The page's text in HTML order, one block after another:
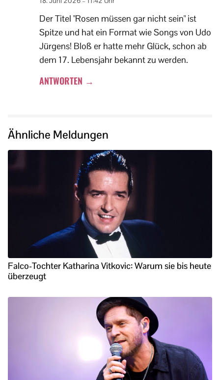
Der Titel "Rosen müssen gar nicht sein" ist
Spitze und hat ein Format wie Songs von Udo
Jürgens! Bloß er hatte mehr Glück, schon ab
dem 17. Lebensjahr bekannt zu werden.
ANTWORTEN →
Ähnliche Meldungen
Falco-Tochter Katharina Vitkovic: Warum sie bis heute
überzeugt